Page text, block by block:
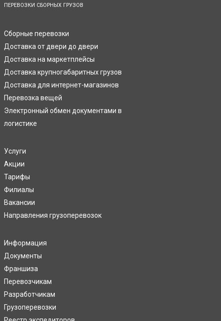
ПЕРЕВОЗКИ СБОРНЫХ ГРУЗОВ
Сборные перевозки
Доставка от двери до двери
Доставка на маркетплейсы
Доставка крупногабаритных грузов
Доставка для интернет-магазинов
Перевозка вещей
Электронный обмен документами в
логистике
Услуги
Акции
Тарифы
Филиалы
Вакансии
Направления грузоперевозок
Информация
Документы
Франшиза
Перевозчикам
Разработчикам
Грузоперевозки